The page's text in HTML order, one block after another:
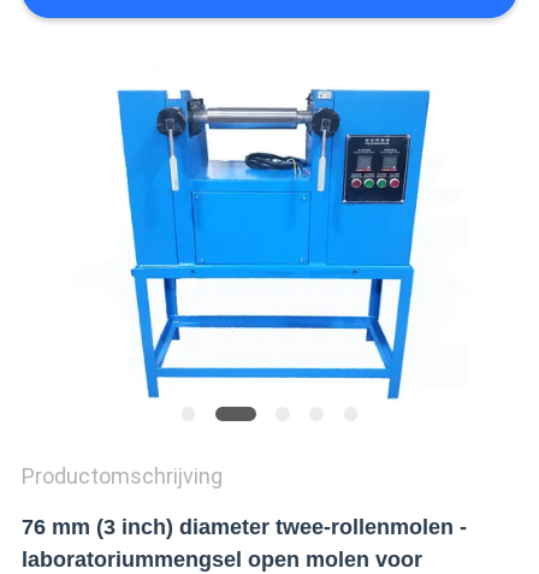
PRIVACY
Productomschrijving
76 mm (3 inch) diameter twee-rollenmolen -
laboratoriummengsel open molen voor